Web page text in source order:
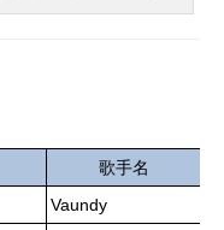
リー・アーサームウ
有佐シドウ／桐崎獅
ヒル／椎奈真昼：岡
特別試験の結果、Aク
再びDクラスへと降
ラスからの再スター
歌手名
Vaundy